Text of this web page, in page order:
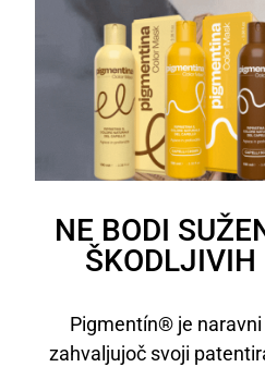
NE BODI
ŠKODLJIVIH
Pigmentín® je
zahvaljujoč svoji